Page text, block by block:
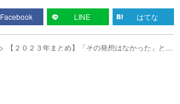
Facebook LINE はてな
【２０２３年まとめ】「その発想はなかった」と反
響 ギャル曽根が教える『アイディアレシピ』５選